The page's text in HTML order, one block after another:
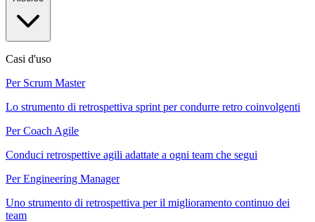
Casi d'uso
Per Scrum Master
Lo strumento di retrospettiva sprint per condurre retro coinvolgenti
Per Coach Agile
Conduci retrospettive agili adattate a ogni team che segui
Per Engineering Manager
Uno strumento di retrospettiva per il miglioramento continuo dei
team